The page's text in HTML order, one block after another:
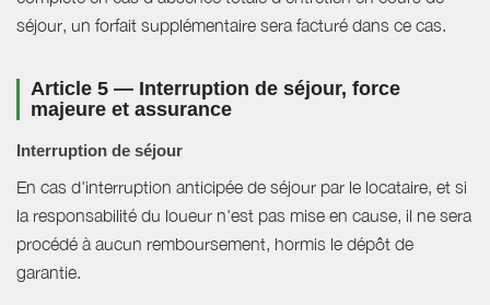
séjour, un forfait supplémentaire sera facturé dans ce cas.
Article 5 — Interruption de séjour, force
majeure et assurance
Interruption de séjour
En cas d'interruption anticipée de séjour par le locataire, et si
la responsabilité du loueur n'est pas mise en cause, il ne sera
procédé à aucun remboursement, hormis le dépôt de
garantie.